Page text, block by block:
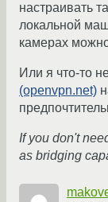
настраивать
локальной
камерах
Или я что-то
(openvpn.net)
If you don't
as bridging